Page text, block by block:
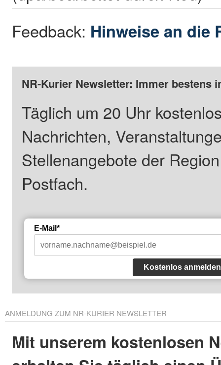
Feedback: Hinweise an die
NR-Kurier Newsletter: Immer bestens
Täglich um 20 Uhr
Nachrichten,
Stellenangebote der
Postfach.
E-Mail*
Kostenlos anmelden
ANMELDUNG ZUM NR-KURIER NEWSLETTER
Mit unserem kostenlosen